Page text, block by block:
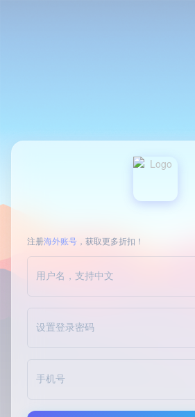
注册海外账号 ，获取更多折扣！
用户名，支持中文
设置登录密码
手机号